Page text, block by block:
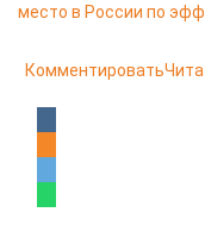
место в России по
Комментировать